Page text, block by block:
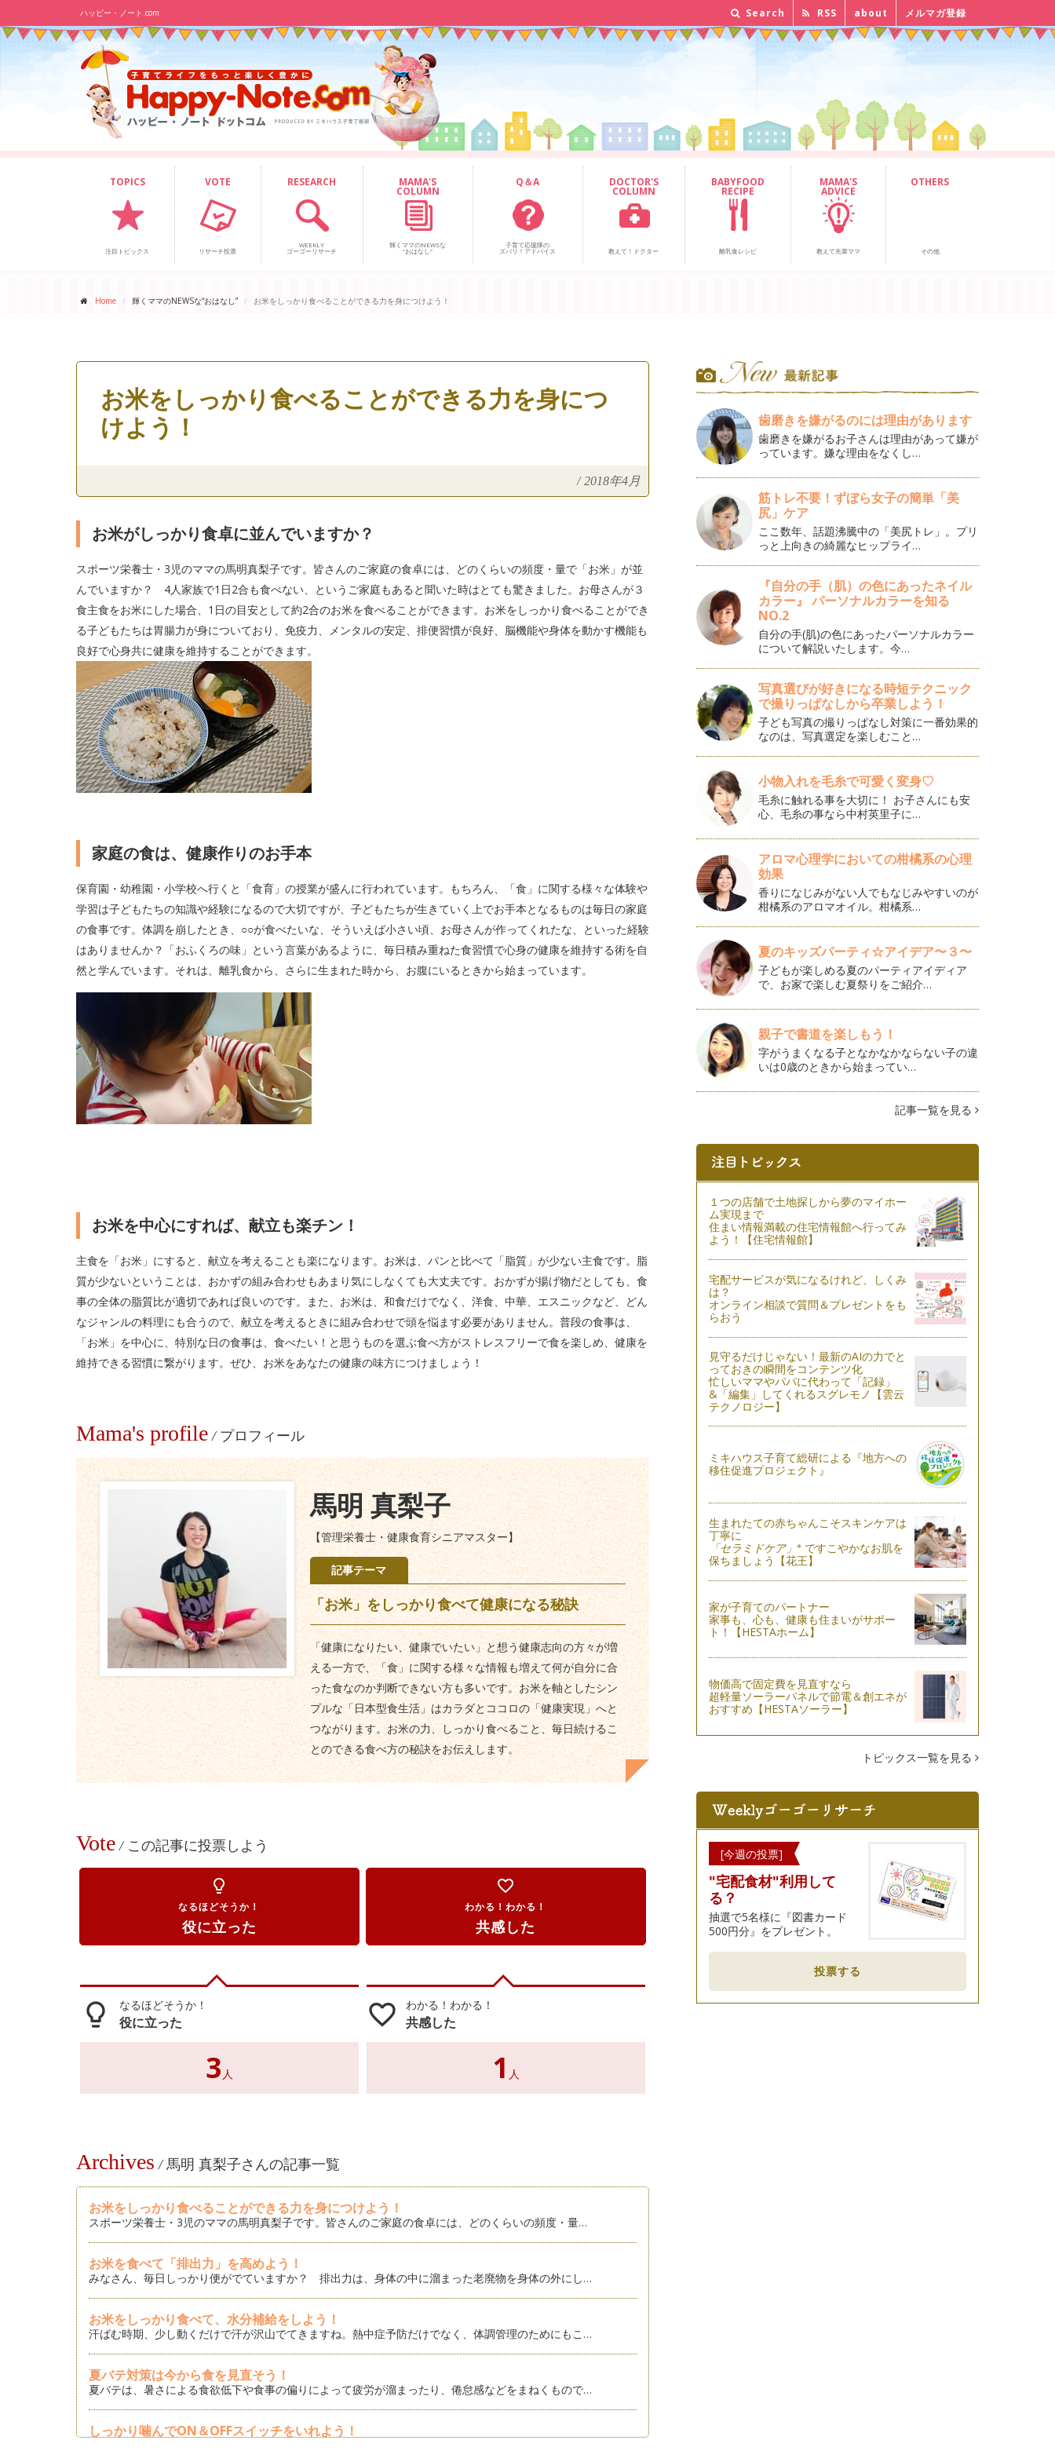
ハッピー・ノート.com Search RSS about メルマガ登録
TOPICS
注目トピックス
VOTE
リサーチ投票
RESEARCH
WEEKLY
ゴーゴーリサーチ
MAMA'S
COLUMN
輝くママのNEWSな
“おはなし”
Q＆A
子育て応援隊の
ズバリ！アドバイス
DOCTOR'S
COLUMN
教えて！ドクター
BABYFOOD
RECIPE
離乳食レシピ
MAMA'S
ADVICE
教えて先輩ママ
OTHERS
その他
Home 輝くママのNEWSな“おはなし” お米をしっかり食べることができる力を身につけよう！
お米をしっかり食べることができる力を身につ
けよう！
/ 2018年4月
お米がしっかり食卓に並んでいますか？
スポーツ栄養士・3児のママの馬明真梨子です。皆さんのご家庭の食卓には、どのくらいの頻度・量で「お米」が並
んでいますか？ 4人家族で1日2合も食べない、というご家庭もあると聞いた時はとても驚きました。お母さんが３
食主食をお米にした場合、1日の目安として約2合のお米を食べることができます。お米をしっかり食べることができ
る子どもたちは胃腸力が身についており、免疫力、メンタルの安定、排便習慣が良好、脳機能や身体を動かす機能も
良好で心身共に健康を維持することができます。
家庭の食は、健康作りのお手本
保育園・幼稚園・小学校へ行くと「食育」の授業が盛んに行われています。もちろん、「食」に関する様々な体験や
学習は子どもたちの知識や経験になるので大切ですが、子どもたちが生きていく上でお手本となるものは毎日の家庭
の食事です。体調を崩したとき、○○が食べたいな、そういえば小さい頃、お母さんが作ってくれたな、といった経験
はありませんか？「おふくろの味」という言葉があるように、毎日積み重ねた食習慣で心身の健康を維持する術を自
然と学んでいます。それは、離乳食から、さらに生まれた時から、お腹にいるときから始まっています。
お米を中心にすれば、献立も楽チン！
主食を「お米」にすると、献立を考えることも楽になります。お米は、パンと比べて「脂質」が少ない主食です。脂
質が少ないということは、おかずの組み合わせもあまり気にしなくても大丈夫です。おかずが揚げ物だとしても、食
事の全体の脂質比が適切であれば良いのです。また、お米は、和食だけでなく、洋食、中華、エスニックなど、どん
なジャンルの料理にも合うので、献立を考えるときに組み合わせで頭を悩ます必要がありません。普段の食事は、
「お米」を中心に、特別な日の食事は、食べたい！と思うものを選ぶ食べ方がストレスフリーで食を楽しめ、健康を
維持できる習慣に繋がります。ぜひ、お米をあなたの健康の味方につけましょう！
Mama's profile / プロフィール
馬明 真梨子
【管理栄養士・健康食育シニアマスター】
記事テーマ
「お米」をしっかり食べて健康になる秘訣
「健康になりたい、健康でいたい」と想う健康志向の方々が増
える一方で、「食」に関する様々な情報も増えて何が自分に合
った食なのか判断できない方も多いです。お米を軸としたシン
プルな「日本型食生活」はカラダとココロの「健康実現」へと
つながります。お米の力、しっかり食べること、毎日続けるこ
とのできる食べ方の秘訣をお伝えします。
Vote / この記事に投票しよう
lightbulb_outline
なるほどそうか！
役に立った
favorite_border
わかる！わかる！
共感した
lightbulb_outline なるほどそうか！
役に立った
3 人
favorite_border わかる！わかる！
共感した
1 人
Archives / 馬明 真梨子さんの記事一覧
お米をしっかり食べることができる力を身につけよう！
スポーツ栄養士・3児のママの馬明真梨子です。皆さんのご家庭の食卓には、どのくらいの頻度・量…
お米を食べて「排出力」を高めよう！
みなさん、毎日しっかり便がでていますか？ 排出力は、身体の中に溜まった老廃物を身体の外にし…
お米をしっかり食べて、水分補給をしよう！
汗ばむ時期、少し動くだけで汗が沢山でてきますね。熱中症予防だけでなく、体調管理のためにもこ…
夏バテ対策は今から食を見直そう！
夏バテは、暑さによる食欲低下や食事の偏りによって疲労が溜まったり、倦怠感などをまねくもので…
しっかり噛んでON＆OFFスイッチをいれよう！
歯磨きを嫌がるのには理由があります
歯磨きを嫌がるお子さんは理由があって嫌が
っています。嫌な理由をなくし…
筋トレ不要！ずぼら女子の簡単「美
尻」ケア
ここ数年、話題沸騰中の「美尻トレ」。プリ
っと上向きの綺麗なヒップライ…
『自分の手（肌）の色にあったネイル
カラー』 パーソナルカラーを知る
NO.2
自分の手(肌)の色にあったパーソナルカラー
について解説いたします。今…
写真選びが好きになる時短テクニック
で撮りっぱなしから卒業しよう！
子ども写真の撮りっぱなし対策に一番効果的
なのは、写真選定を楽しむこと…
小物入れを毛糸で可愛く変身♡
毛糸に触れる事を大切に！ お子さんにも安
心、毛糸の事なら中村英里子に…
アロマ心理学においての柑橘系の心理
効果
香りになじみがない人でもなじみやすいのが
柑橘系のアロマオイル。柑橘系…
夏のキッズパーティ☆アイデア〜３〜
子どもが楽しめる夏のパーティアイディア
で、お家で楽しむ夏祭りをご紹介…
親子で書道を楽しもう！
字がうまくなる子となかなかならない子の違
いは0歳のときから始まってい…
記事一覧を見る
１つの店舗で土地探しから夢のマイホー
ム実現まで
住まい情報満載の住宅情報館へ行ってみ
よう！【住宅情報館】
宅配サービスが気になるけれど、しくみ
は？
オンライン相談で質問＆プレゼントをも
らおう
見守るだけじゃない！最新のAIの力でと
っておきの瞬間をコンテンツ化
忙しいママやパパに代わって「記録」
&「編集」してくれるスグレモノ【雲云
テクノロジー】
ミキハウス子育て総研による『地方への
移住促進プロジェクト』
生まれたての赤ちゃんこそスキンケアは
丁寧に
「セラミドケア」 ※ですこやかなお肌を
保ちましょう【花王】
家が子育てのパートナー
家事も、心も、健康も住まいがサポー
ト！【HESTAホーム】
物価高で固定費を見直すなら
超軽量ソーラーパネルで節電＆創エネが
おすすめ【HESTAソーラー】
トピックス一覧を見る
[今週の投票]
"宅配食材"利用して
る？
抽選で5名様に『図書カード
500円分』をプレゼント。
投票する